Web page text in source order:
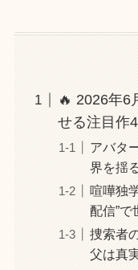
🔥 2026年6
せる注目作
アバタ
界を揺
喧嘩独
配信”で
捜索者
父は真